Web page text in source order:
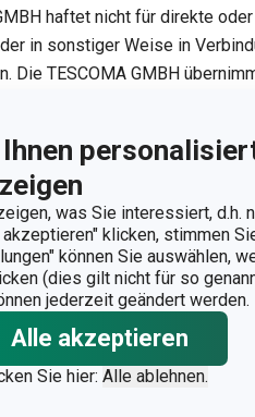
was Sie interessiert, d.h.
klicken, stimmen
können Sie auswählen,
(dies gilt nicht für so
jederzeit geändert werden.
Alle akzeptieren
Sie hier: Alle ablehnen.
haftet nicht für direkte
in sonstiger Weise in
TESCOMA GMBH
angelegte Dateien oder nicht
geschützt. Die
Bearbeitung sämtlicher
und Designelemente,
sofern und soweit die Inhalte
Übernahme auf andere
ist lediglich die